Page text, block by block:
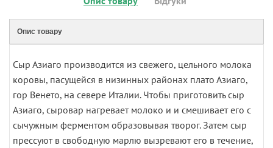
Опис товару
Сыр Азиаго производится из свежего, цельного молока
коровы, пасущейся в низинных районах плато Азиаго,
гор Венето, на севере Италии. Чтобы приготовить сыр
Азиаго, сыровар нагревает молоко и и смешивает его с
сычужным ферментом образовывая творог. Затем сыр
прессуют в свободную марлю вызревают его в течение,